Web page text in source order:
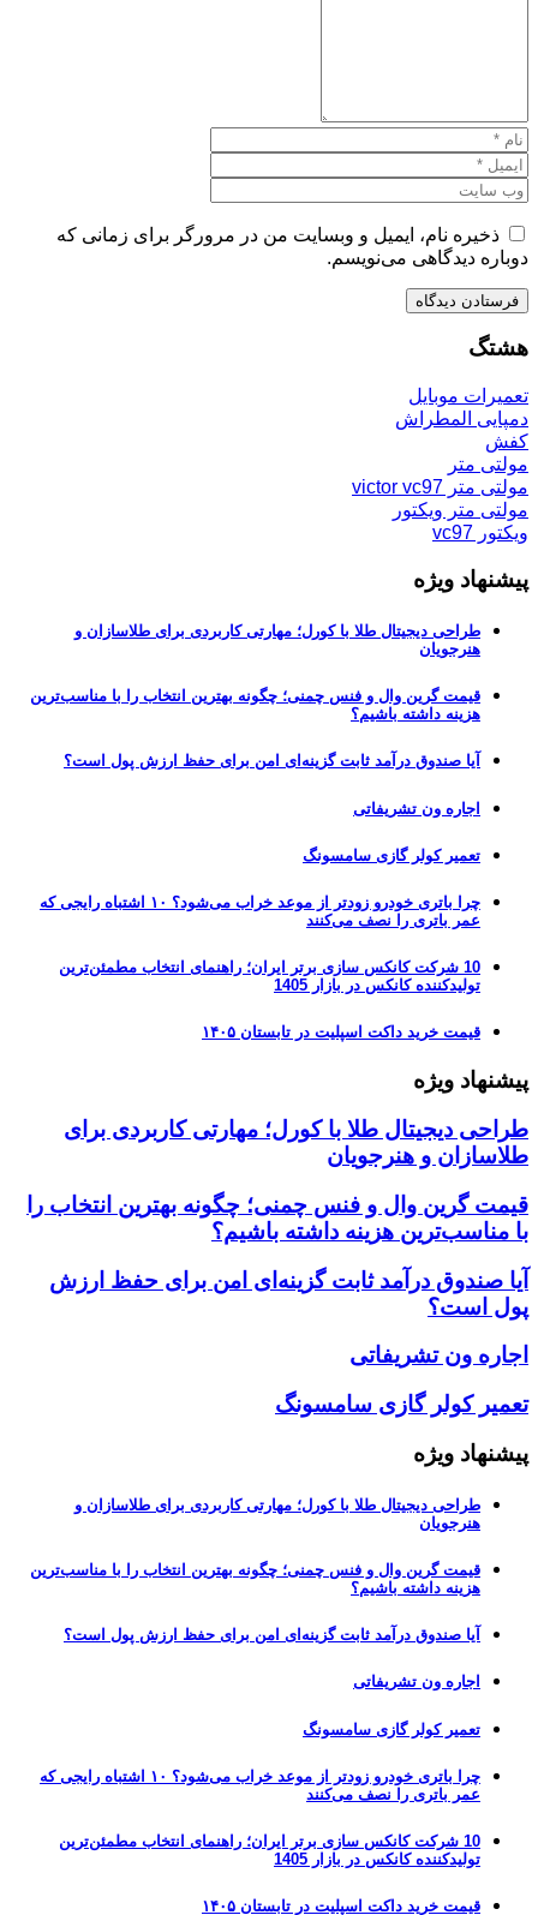
ذخیره نام، ایمیل و وبسایت من در مرورگر برای زمانی که
دوباره دیدگاهی می‌نویسم.
هشتگ
تعمیرات موبایل
دمپایی المطراش
کفش
مولتی متر
مولتی متر victor vc97
مولتی متر ویکتور
ویکتور vc97
پیشنهاد ویژه
طراحی دیجیتال طلا با کورل؛ مهارتی کاربردی برای طلاسازان و
هنرجویان
قیمت گرین وال و فنس چمنی؛ چگونه بهترین انتخاب را با مناسب‌ترین
هزینه داشته باشیم؟
آیا صندوق درآمد ثابت گزینه‌ای امن برای حفظ ارزش پول است؟
اجاره ون تشریفاتی
تعمیر کولر گازی سامسونگ
چرا باتری خودرو زودتر از موعد خراب می‌شود؟ ۱۰ اشتباه رایجی که
عمر باتری را نصف می‌کنند
10 شرکت کانکس سازی برتر ایران؛ راهنمای انتخاب مطمئن‌ترین
تولیدکننده کانکس در بازار 1405
قیمت خرید داکت اسپلیت در تابستان ۱۴۰۵
پیشنهاد ویژه
طراحی دیجیتال طلا با کورل؛ مهارتی کاربردی برای
طلاسازان و هنرجویان
قیمت گرین وال و فنس چمنی؛ چگونه بهترین انتخاب را
با مناسب‌ترین هزینه داشته باشیم؟
آیا صندوق درآمد ثابت گزینه‌ای امن برای حفظ ارزش
پول است؟
اجاره ون تشریفاتی
تعمیر کولر گازی سامسونگ
پیشنهاد ویژه
طراحی دیجیتال طلا با کورل؛ مهارتی کاربردی برای طلاسازان و
هنرجویان
قیمت گرین وال و فنس چمنی؛ چگونه بهترین انتخاب را با مناسب‌ترین
هزینه داشته باشیم؟
آیا صندوق درآمد ثابت گزینه‌ای امن برای حفظ ارزش پول است؟
اجاره ون تشریفاتی
تعمیر کولر گازی سامسونگ
چرا باتری خودرو زودتر از موعد خراب می‌شود؟ ۱۰ اشتباه رایجی که
عمر باتری را نصف می‌کنند
10 شرکت کانکس سازی برتر ایران؛ راهنمای انتخاب مطمئن‌ترین
تولیدکننده کانکس در بازار 1405
قیمت خرید داکت اسپلیت در تابستان ۱۴۰۵